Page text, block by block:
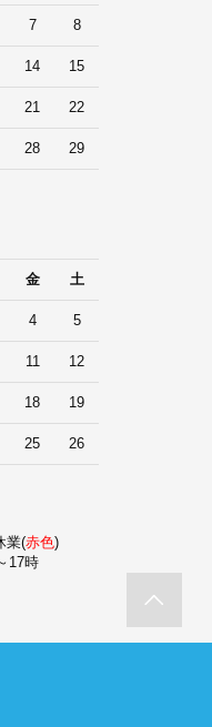
7 8
14 15
21 22
28 29
金 土
4 5
11 12
18 19
25 26
業(赤色)
17時